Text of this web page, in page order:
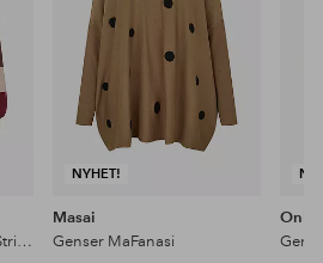
Pullover carAtia Life L/S Stripe Pullov Knt
NYHET!
Masai
Genser MaFanasi
Only